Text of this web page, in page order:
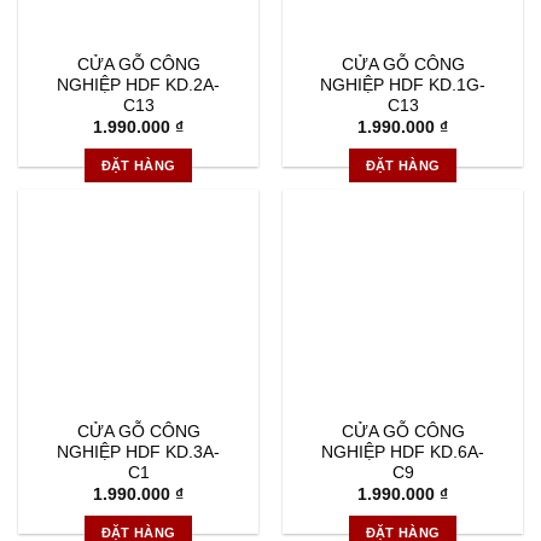
CỬA GỖ CÔNG
NGHIỆP HDF KD.2A-
C13
1.990.000 ₫
ĐẶT HÀNG
CỬA GỖ CÔNG
NGHIỆP HDF KD.1G-
C13
1.990.000 ₫
ĐẶT HÀNG
CỬA GỖ CÔNG
NGHIỆP HDF KD.3A-
C1
1.990.000 ₫
ĐẶT HÀNG
CỬA GỖ CÔNG
NGHIỆP HDF KD.6A-
C9
1.990.000 ₫
ĐẶT HÀNG